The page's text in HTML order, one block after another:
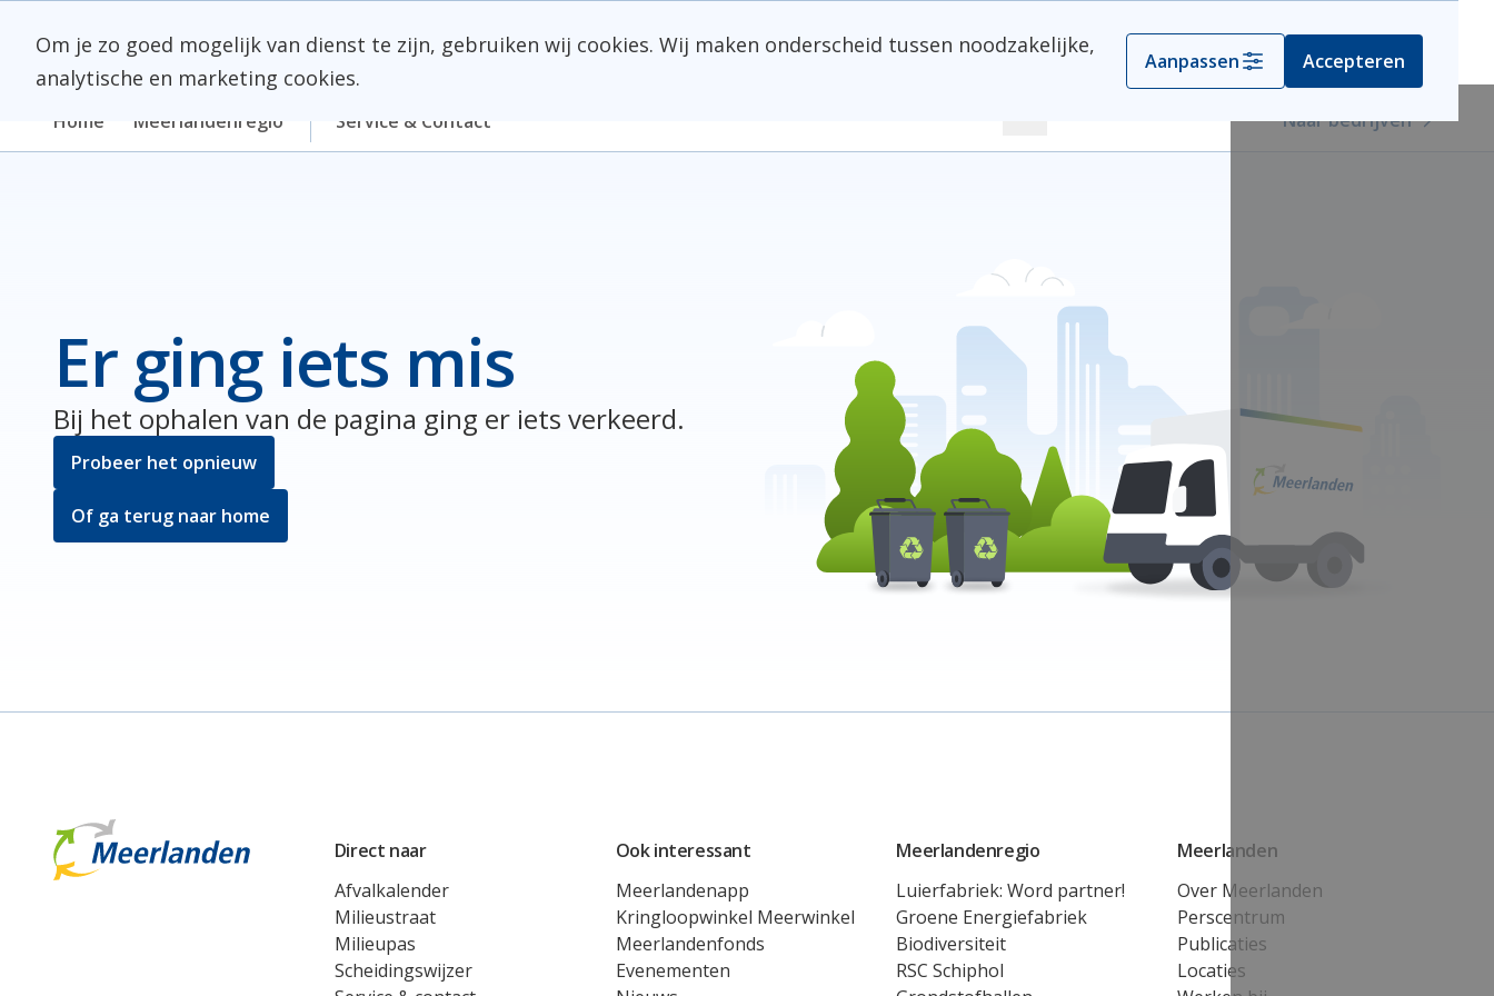
naar Meerlanden Logo
Kies je gemeente
Home Meerlandenregio Service & Contact Naar bedrijven
Er ging iets mis
Bij het ophalen van de pagina ging er iets verkeerd.
Probeer het opnieuw
Of ga terug naar home
Meerlanden Logo
Direct naar
Afvalkalender
Milieustraat
Milieupas
Scheidingswijzer
Ook interessant
Meerlandenapp
Kringloopwinkel Meerwinkel
Meerlandenfonds
Evenementen
Meerlandenregio
Luierfabriek: Word partner!
Groene Energiefabriek
Biodiversiteit
RSC Schiphol
Meerlanden
Over Meerlanden
Perscentrum
Publicaties
Locaties
Om je zo goed mogelijk van dienst te zijn, gebruiken wij cookies. Wij maken onderscheid tussen noodzakelijke,
analytische en marketing cookies.
Aanpassen Accepteren